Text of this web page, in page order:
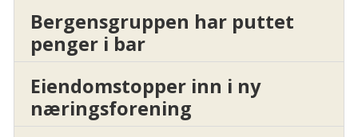
Bergensgruppen har puttet
penger i bar
Eiendomstopper inn i ny
næringsforening